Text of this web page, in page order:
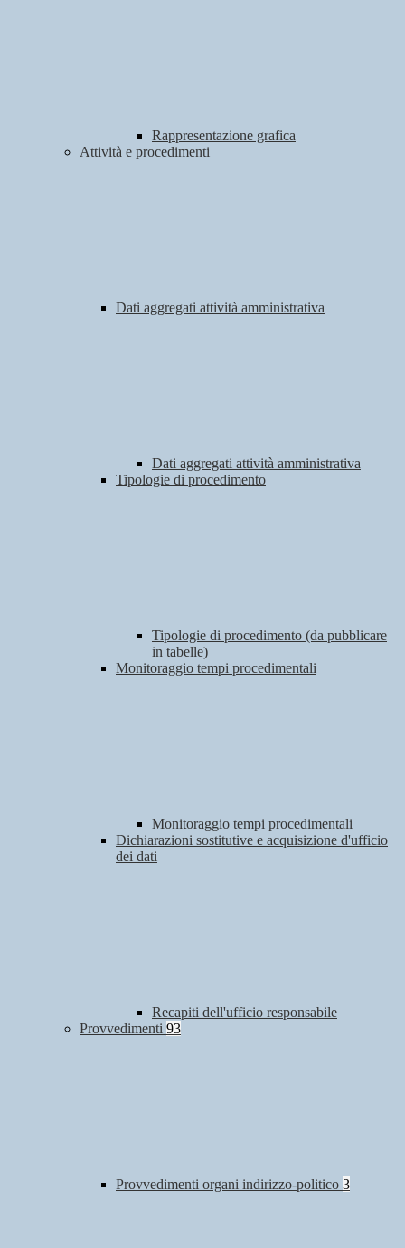
Rappresentazione grafica
Attività e procedimenti
Dati aggregati attività amministrativa
Dati aggregati attività amministrativa
Tipologie di procedimento
Tipologie di procedimento (da pubblicare
in tabelle)
Monitoraggio tempi procedimentali
Monitoraggio tempi procedimentali
Dichiarazioni sostitutive e acquisizione d'ufficio
dei dati
Recapiti dell'ufficio responsabile
Provvedimenti 93
Provvedimenti organi indirizzo-politico 3